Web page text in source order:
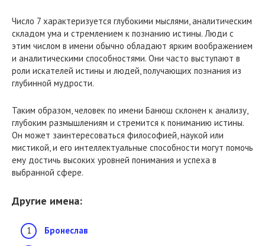
Число 7 характеризуется глубокими мыслями, аналитическим
складом ума и стремлением к познанию истины. Люди с
этим числом в имени обычно обладают ярким воображением
и аналитическими способностями. Они часто выступают в
роли искателей истины и людей, получающих познания из
глубинной мудрости.
Таким образом, человек по имени Банюш склонен к анализу,
глубоким размышлениям и стремится к пониманию истины.
Он может заинтересоваться философией, наукой или
мистикой, и его интеллектуальные способности могут помочь
ему достичь высоких уровней понимания и успеха в
выбранной сфере.
Другие имена:
Бронеслав